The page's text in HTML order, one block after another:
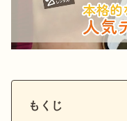
もくじ